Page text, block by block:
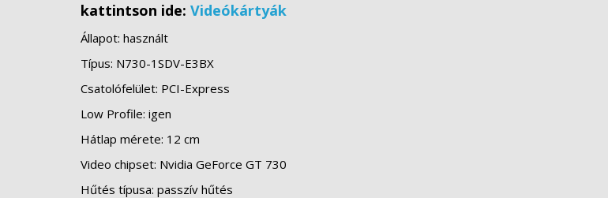
kattintson ide: Videókártyák
Állapot: használt
Típus: N730-1SDV-E3BX
Csatolófelület: PCI-Express
Low Profile: igen
Hátlap mérete: 12 cm
Video chipset: Nvidia GeForce GT 730
Hűtés típusa: passzív hűtés